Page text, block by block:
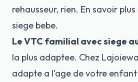
rehausseur, rien. En savoir
siege bebe.
Le VTC familial avec siege
la plus adaptee. Chez
adapte a l'age de votre enfant